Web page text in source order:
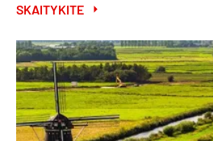
SKAITYKITE